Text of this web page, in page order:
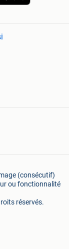
(consécutif)
ou fonctionnalité
réservés.